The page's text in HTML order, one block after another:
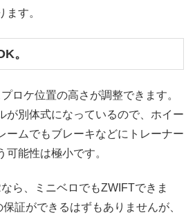
す。
。
ロケ位置の高さが調整できます。
が別体式になっているので、ホイー
ームでもブレーキなどにトレーナー
能性は極小です。
ら、ミニベロでもZWIFTできま
証ができるはずもありませんが、